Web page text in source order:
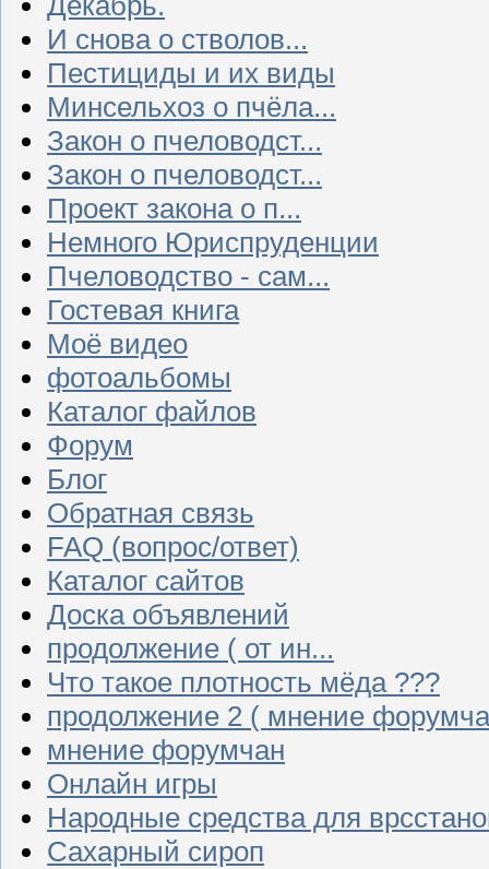
И снова о стволов...
Пестициды и их виды
Минсельхоз о пчёла...
Закон о пчеловодст...
Закон о пчеловодст...
Проект закона о п...
Немного Юриспруденции
Пчеловодство - сам...
Гостевая книга
Моё видео
фотоальбомы
Каталог файлов
Форум
Блог
Обратная связь
FAQ (вопрос/ответ)
Каталог сайтов
Доска объявлений
продолжение ( от ин...
Что такое плотность мёда ???
продолжение 2 ( мнение
мнение форумчан
Онлайн игры
Народные средства для
Сахарный сироп